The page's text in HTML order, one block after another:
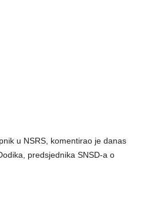
u NSRS, komentirao je danas
predsjednika SNSD-a o